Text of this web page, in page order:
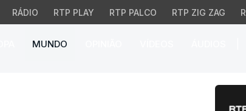
RÁDIO RTP PLAY RTP PALCO RTP ZIG ZAG
MUNDO
Portugal